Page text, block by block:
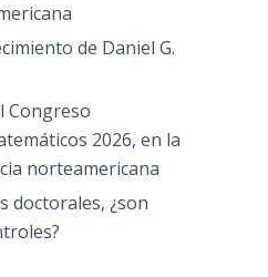
de Daniel G.
Congreso
2026, en la
norteamericana
doctorales, ¿son